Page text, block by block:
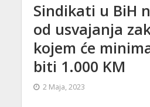
Sindikati u BiH
od usvajanja
kojem će
biti 1.000 KM
2 Maja, 2023